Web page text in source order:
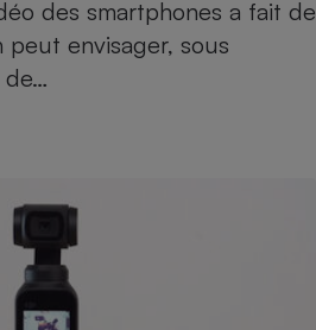
des smartphones a fait de
peut envisager, sous
de…
Robot ménager